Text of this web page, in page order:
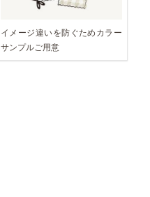
イメージ違いを防ぐためカラー
サンプルご用意